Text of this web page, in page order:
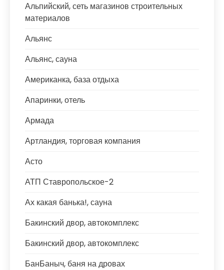
Альпийский, сеть магазинов строительных
материалов
Альянс
Альянс, сауна
Американка, база отдыха
Апаринки, отель
Армада
Артландия, торговая компания
Асто
АТП Ставропольское-2
Ах какая банька!, сауна
Бакинский двор, автокомплекс
Бакинский двор, автокомплекс
БанБаныч, баня на дровах